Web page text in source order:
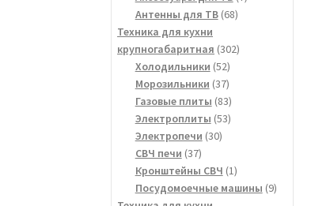
Антенны для ТВ 6868
Техника для кухни
крупногабаритная 302302
Холодильники 5252
товара
Морозильники 3737
товаров
Газовые плиты 8383
товара
Электроплиты 5353
Электропечи 3030
СВЧ печи 3737
товаров
Кронштейны СВЧ 11
товар
Посудомоечные машины 99